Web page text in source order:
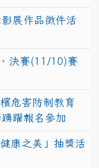
展作品徵件活
決賽(11/10)賽
危害防制教育
躍報名參加
康之美」抽獎活